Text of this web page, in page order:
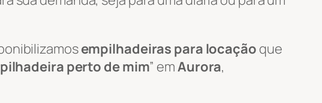
empilhadeiras para locação que
perto de mim” emAurora,